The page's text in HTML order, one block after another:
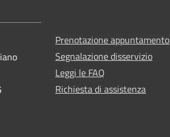
Prenotazione appuntamento
Segnalazione disservizio
Leggi le FAQ
Richiesta di assistenza